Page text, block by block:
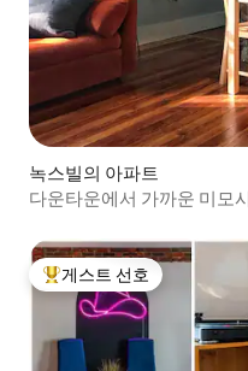
녹스빌의 아파트
다운타운에서 가까운 미모
상위 게스트 선호
게스트 선호